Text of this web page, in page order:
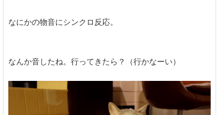
なにかの物音にシンクロ反応。
なんか音したね。行ってきたら？（行かなーい）